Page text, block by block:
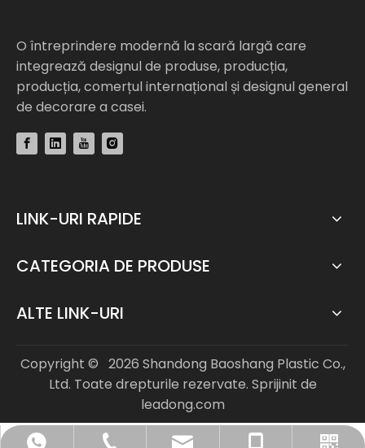
O întreprindere modernă la scară largă care
integrează designul de produse, producția,
producția, comerțul internațional și designul general
de decorare a casei.
LINK-URI RAPIDE
CATEGORIA DE PRODUSE
ALTE LINK-URI
Copyright © 2026 Shandong Baoshang Plastic Co.,
Ltd. Toate drepturile rezervate. Sprijinit de
leadong.com